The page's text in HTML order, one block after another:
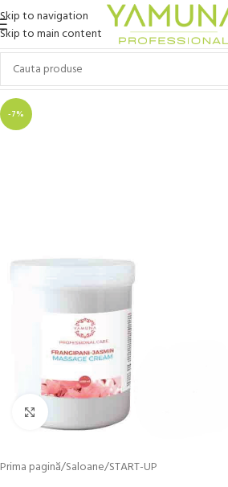
Skip to navigation
Skip to main content
-7%
Click to enlarge
Prima pagină/Saloane/START-UP